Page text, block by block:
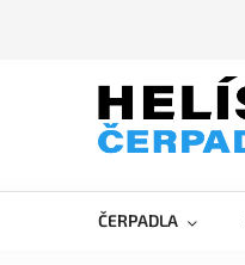
ČERPADLA